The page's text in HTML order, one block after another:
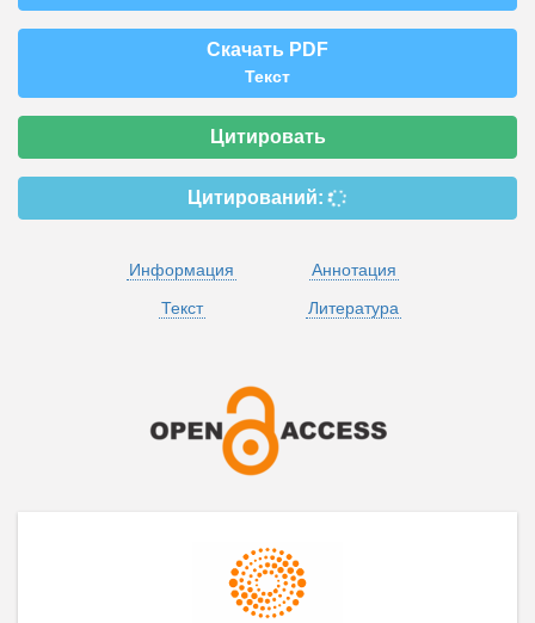
Скачать PDF
Текст
Цитировать
Цитирований:
Информация
Аннотация
Текст
Литература